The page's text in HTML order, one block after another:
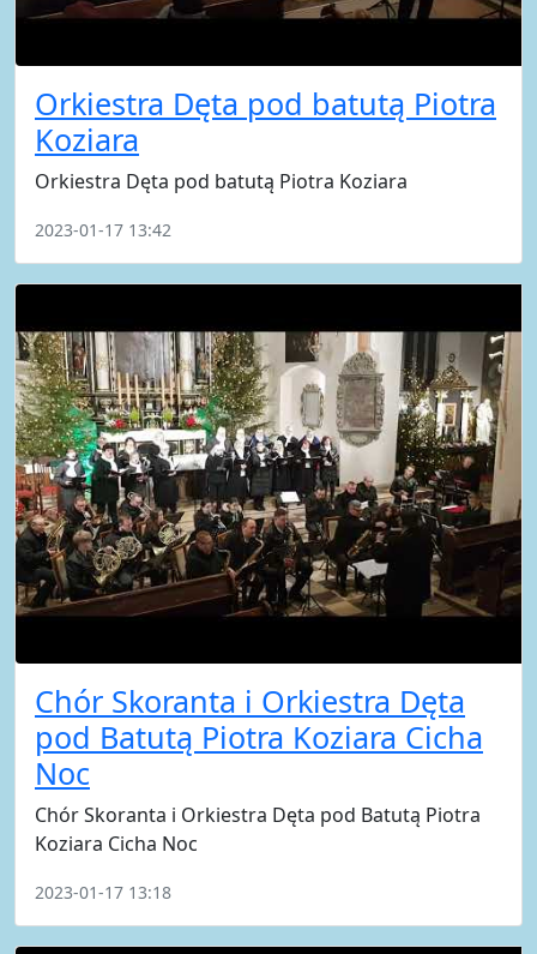
Orkiestra Dęta pod batutą Piotra
Koziara
Orkiestra Dęta pod batutą Piotra Koziara
2023-01-17 13:42
Chór Skoranta i Orkiestra Dęta
pod Batutą Piotra Koziara Cicha
Noc
Chór Skoranta i Orkiestra Dęta pod Batutą Piotra
Koziara Cicha Noc
2023-01-17 13:18